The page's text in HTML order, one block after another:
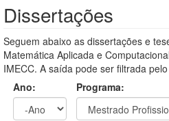
Dissertações
Seguem abaixo as dissertações e
Matemática Aplicada e
IMECC. A saída pode ser filtrada
Ano:
Programa: